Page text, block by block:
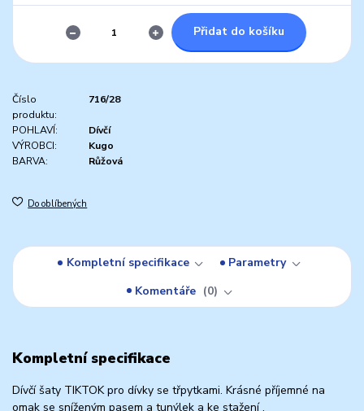
Přidat do košíku
Číslo
produktu:
716/28
POHLAVÍ:
Dívčí
VÝROBCI:
Kugo
BARVA:
Růžová
Do oblíbených
Kompletní specifikace
Parametry
Komentáře
0
Kompletní specifikace
Dívčí šaty TIKTOK pro dívky se třpytkami. Krásné příjemné na
omak se sníženým pasem a tunýlek a ke stažení .